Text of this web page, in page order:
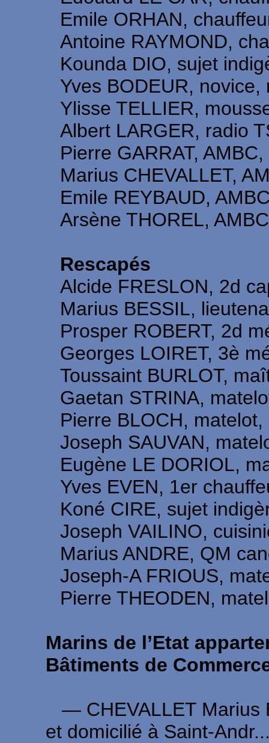
Emile ORHAN,
Antoine RAYMOND,
Kounda DIO, sujet
Yves BODEUR,
Ylisse TELLIER,
Albert LARGER, radio
Pierre GARRAT,
Marius CHEVALLET,
Emile REYBAUD,
Arsène THOREL,
Rescapés
Alcide FRESLON, 2d
Marius BESSIL,
Prosper ROBERT, 2d
Georges LOIRET, 3è
Toussaint BURLOT,
Gaetan STRINA,
Pierre BLOCH,
Joseph SAUVAN,
Eugène LE DORIOL,
Yves EVEN, 1er
Koné CIRE, sujet
Joseph VAILINO,
Marius ANDRE, QM
Joseph-A FRIOUS,
Pierre THEODEN,
Marins de l’Etat
Bâtiments de
― CHEVALLET Marius
et domicilié à Saint-